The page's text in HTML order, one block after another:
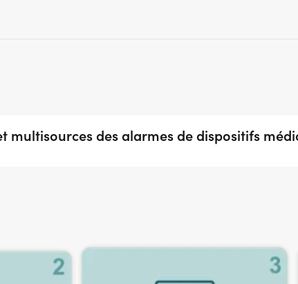
multisources des alarmes de dispositifs